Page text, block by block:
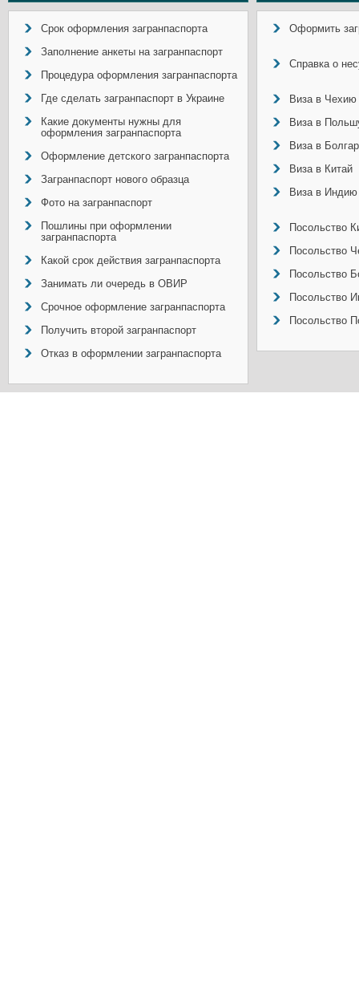
Срок оформления загранпаспорта
Заполнение анкеты на загранпаспорт
Процедура оформления загранпаспорта
Где сделать загранпаспорт в Украине
Какие документы нужны для
оформления загранпаспорта
Оформление детского загранпаспорта
Загранпаспорт нового образца
Фото на загранпаспорт
Пошлины при оформлении
загранпаспорта
Какой срок действия загранпаспорта
Занимать ли очередь в ОВИР
Срочное оформление загранпаспорта
Получить второй загранпаспорт
Отказ в оформлении загранпаспорта
Оформить
Справка о
Виза в Чехию
Виза в
Виза в
Виза в Китай
Виза в Индию
Посольство
Посольство
Посольство
Посольство
Посольство